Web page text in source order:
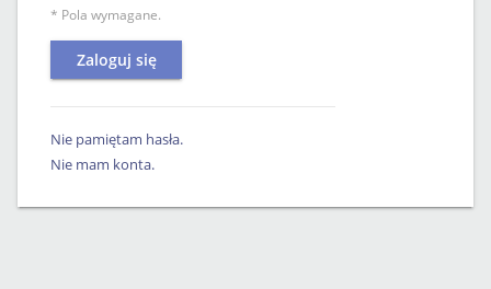
* Pola wymagane.
Zaloguj się
Nie pamiętam hasła.
Nie mam konta.